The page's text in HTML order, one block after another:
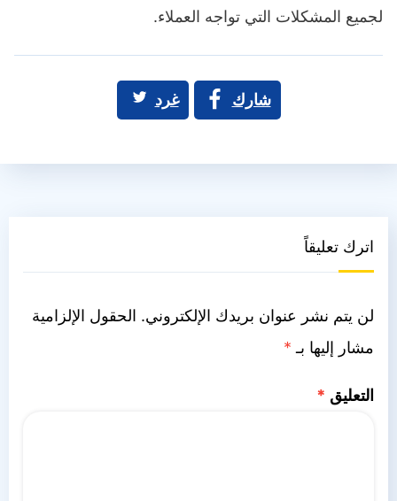
لجميع المشكلات التي تواجه العملاء.
شارك غرد
اترك تعليقاً
لن يتم نشر عنوان بريدك الإلكتروني. الحقول الإلزامية
مشار إليها بـ *
التعليق *